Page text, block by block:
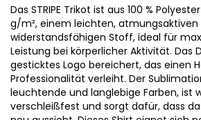
Das STRIPE Trikot ist aus 100 %
g/m², einem leichten, atmungsaktiven
widerstandsfähigen Stoff, ideal für
Leistung bei körperlicher Aktivität. Das
gesticktes Logo bereichert, das einen
Professionalität verleiht. Der
leuchtende und langlebige Farben, ist
verschleißfest und sorgt dafür, dass